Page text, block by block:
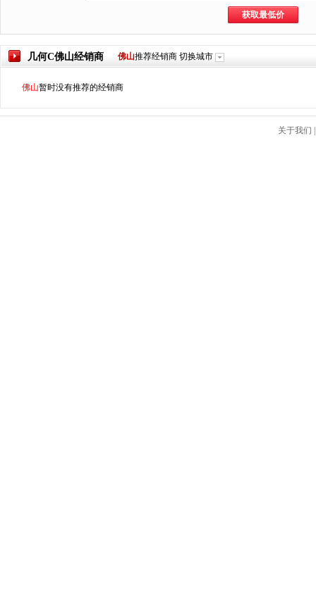
几何C佛山经销商 佛山推荐经销商 切换城市
佛山暂时没有推荐的经销商
关于我们